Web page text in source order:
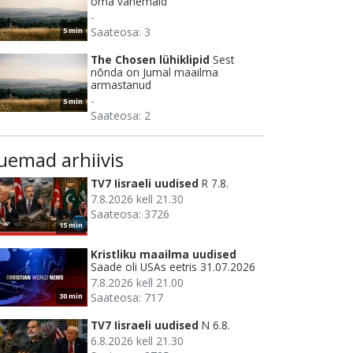
5 min
-
Saateosa: 3
5 min
The Chosen lühiklipid Sest
nõnda on Jumal maailma
armastanud
-
Saateosa: 2
arhiivis
15 min
TV7 Iisraeli uudised R 7.8.
7.8.2026 kell 21.30
Saateosa: 3726
30 min
Kristliku maailma uudised
Saade oli USAs eetris 31.07.2026
7.8.2026 kell 21.00
Saateosa: 717
TV7 Iisraeli uudised N 6.8.
6.8.2026 kell 21.30